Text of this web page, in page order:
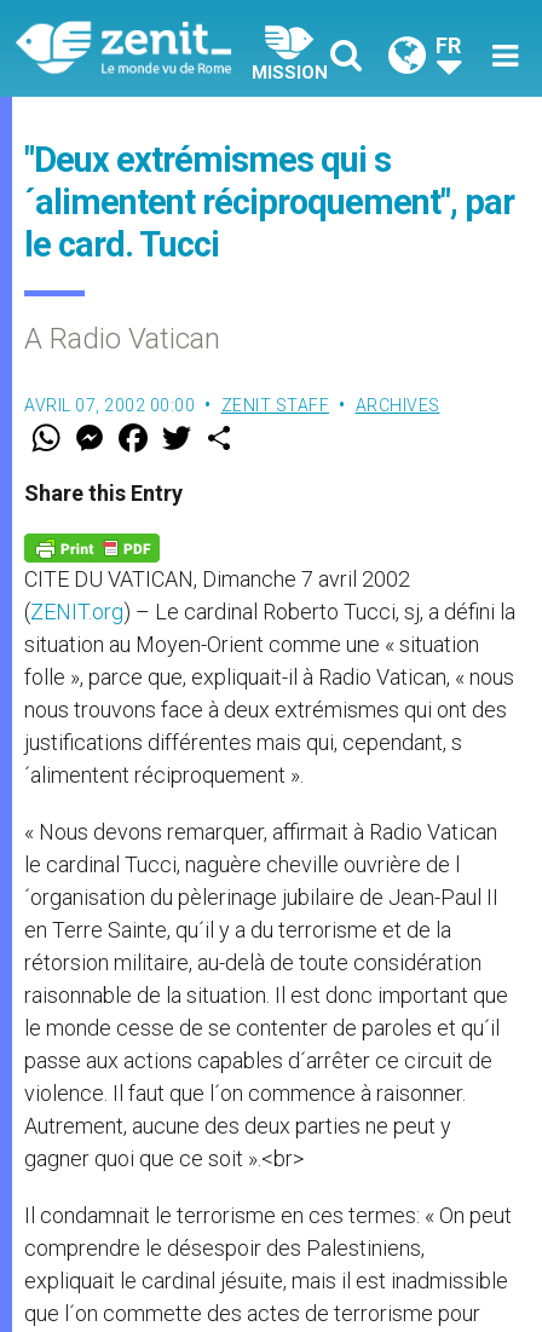
MISSION
FR
"Deux extrémismes qui s
´alimentent réciproquement", par
le card. Tucci
A Radio Vatican
AVRIL 07, 2002 00:00 ZENIT STAFF ARCHIVES
W
t
s
p
p
M
e
s
e
g
e
r
F
a
e
b
o
k
w
Share this Entry
CITE DU VATICAN, Dimanche 7 avril 2002
(ZENIT.org) – Le cardinal Roberto Tucci, sj, a défini la
situation au Moyen-Orient comme une « situation
folle », parce que, expliquait-il à Radio Vatican, « nous
nous trouvons face à deux extrémismes qui ont des
justifications différentes mais qui, cependant, s
´alimentent réciproquement ».
« Nous devons remarquer, affirmait à Radio Vatican
le cardinal Tucci, naguère cheville ouvrière de l
´organisation du pèlerinage jubilaire de Jean-Paul II
en Terre Sainte, qu´il y a du terrorisme et de la
rétorsion militaire, au-delà de toute considération
raisonnable de la situation. Il est donc important que
le monde cesse de se contenter de paroles et qu´il
passe aux actions capables d´arrêter ce circuit de
violence. Il faut que l´on commence à raisonner.
Autrement, aucune des deux parties ne peut y
gagner quoi que ce soit ».<br>
Il condamnait le terrorisme en ces termes: « On peut
comprendre le désespoir des Palestiniens,
expliquait le cardinal jésuite, mais il est inadmissible
que l´on commette des actes de terrorisme pour